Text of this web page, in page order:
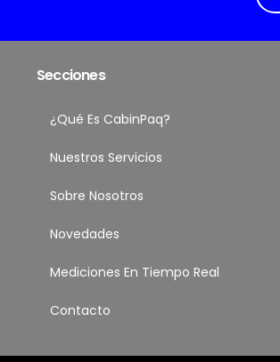
Secciones
¿Qué Es CabinPaq?
Nuestros Servicios
Sobre Nosotros
Novedades
Mediciones En Tiempo Real
Contacto